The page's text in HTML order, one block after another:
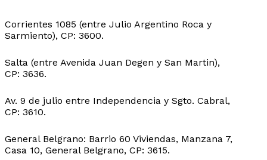
Corrientes 1085 (entre Julio Argentino Roca y
Sarmiento), CP: 3600.
Salta (entre Avenida Juan Degen y San Martin),
CP: 3636.
Av. 9 de julio entre Independencia y Sgto. Cabral,
CP: 3610.
General Belgrano: Barrio 60 Viviendas, Manzana 7,
Casa 10, General Belgrano, CP: 3615.